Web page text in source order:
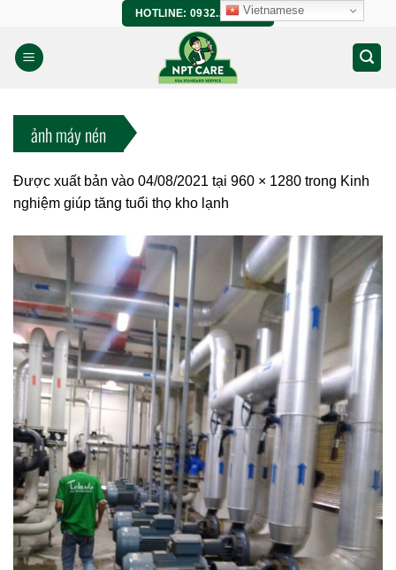
nội
dung
HOTLINE: 0932.266.458
ảnh máy nén
Được xuất bản vào 04/08/2021 tại 960 × 1280 trong Kinh
nghiệm giúp tăng tuổi thọ kho lạnh
Vietnamese